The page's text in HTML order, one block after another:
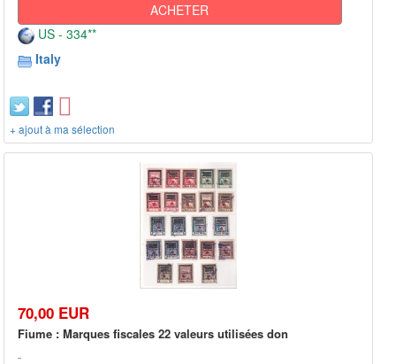
ACHETER
US - 334**
Italy
+ ajout à ma sélection
70,00 EUR
Fiume : Marques fiscales 22 valeurs utilisées don